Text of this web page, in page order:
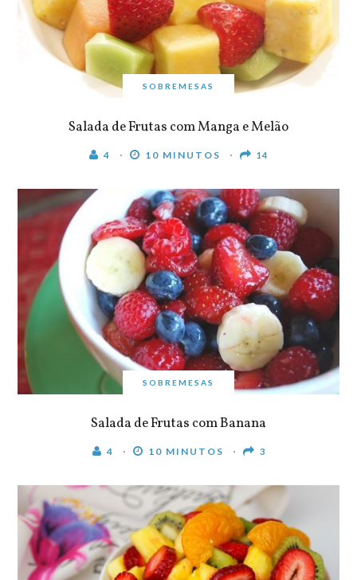
SOBREMESAS
Salada de Frutas com Manga e Melão
4 10 MINUTOS 14
SOBREMESAS
Salada de Frutas com Banana
4 10 MINUTOS 3